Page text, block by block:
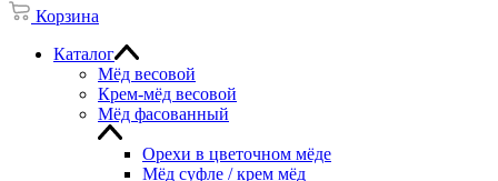
Корзина
Каталог
Мёд весовой
Крем-мёд весовой
Мёд фасованный
Орехи в цветочном мёде
Мёд суфле / крем мёд